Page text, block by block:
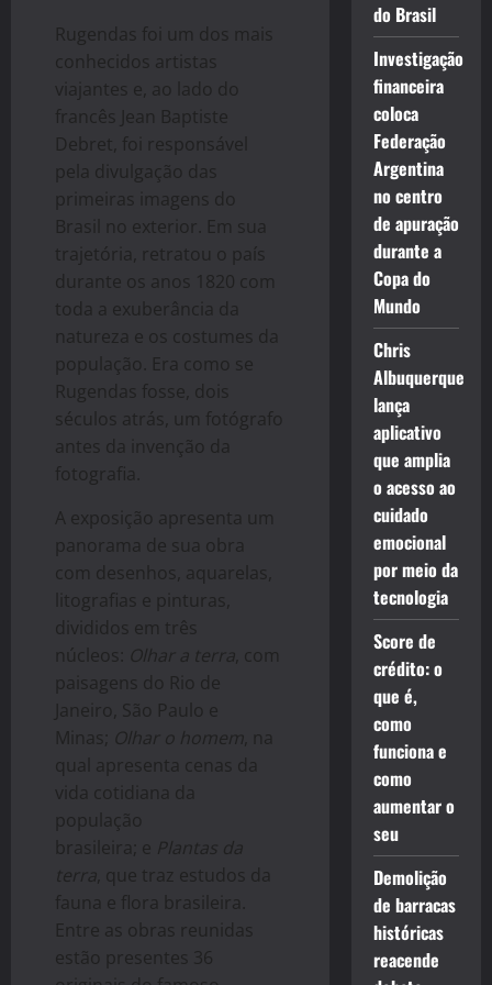
Rugendas foi um dos mais
conhecidos artistas
viajantes e, ao lado do
francês Jean Baptiste
Debret, foi responsável
pela divulgação das
primeiras imagens do
Brasil no exterior. Em sua
trajetória, retratou o país
durante os anos 1820 com
toda a exuberância da
natureza e os costumes da
população. Era como se
Rugendas fosse, dois
séculos atrás, um fotógrafo
antes da invenção da
fotografia.
A exposição apresenta um
panorama de sua obra
com desenhos, aquarelas,
litografias e pinturas,
divididos em três
núcleos:
Olhar a terra , com
paisagens do Rio de
Janeiro, São Paulo e
Minas; Olhar o homem , na
qual apresenta cenas da
vida cotidiana da
população
brasileira; e Plantas da
terra , que traz estudos da
fauna e flora brasileira.
Entre as obras reunidas
estão presentes 36
do Brasil
Investigação
financeira
coloca
Federação
Argentina
no centro
de apuração
durante a
Copa do
Mundo
Chris
Albuquerque
lança
aplicativo
que amplia
o acesso ao
cuidado
emocional
por meio da
tecnologia
Score de
crédito: o
que é,
como
funciona e
como
aumentar o
seu
Demolição
de barracas
históricas
reacende